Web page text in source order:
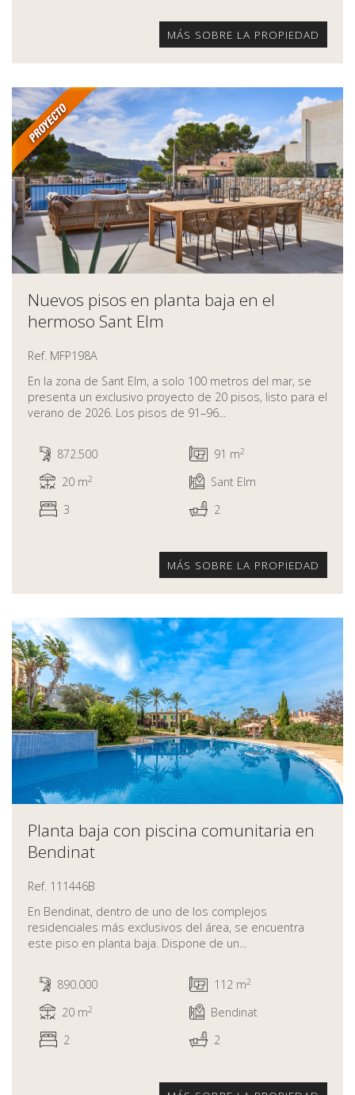
MÁS SOBRE LA PROPIEDAD
Nuevos pisos en planta baja en el
hermoso Sant Elm
Ref. MFP198A
En la zona de Sant Elm, a solo 100 metros del mar, se
presenta un exclusivo proyecto de 20 pisos, listo para el
verano de 2026. Los pisos de 91–96...
872.500 91 m2
20 m2
Sant Elm
3
2
MÁS SOBRE LA PROPIEDAD
Planta baja con piscina comunitaria en
Bendinat
Ref. 111446B
En Bendinat, dentro de uno de los complejos
residenciales más exclusivos del área, se encuentra
este piso en planta baja. Dispone de un...
890.000 112 m2
20 m2
Bendinat
2
2